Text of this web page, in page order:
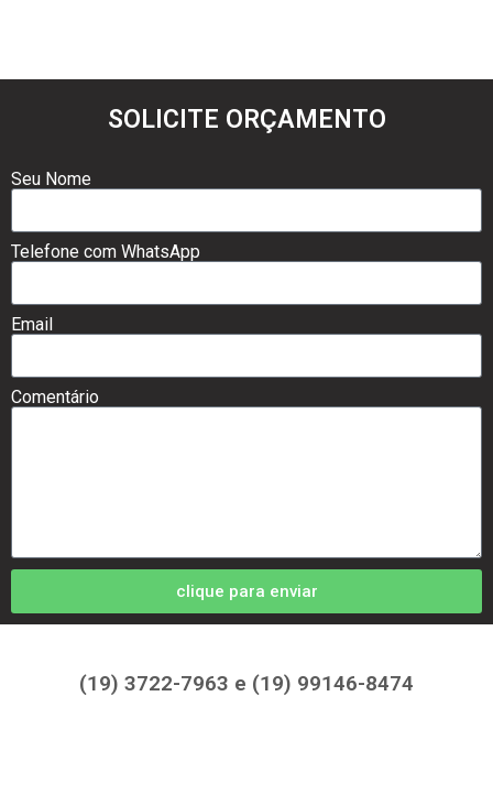
SOLICITE ORÇAMENTO
Seu Nome
Telefone com WhatsApp
Email
Comentário
clique para enviar
(19) 3722-7963 e (19) 99146-8474